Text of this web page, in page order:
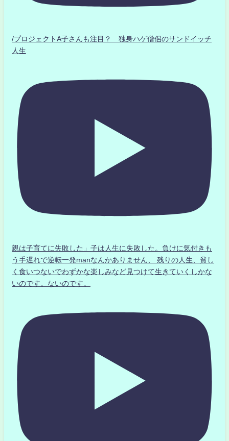
/プロジェクトA子さんも注目？ 独身ハゲ僧侶のサンドイッチ
人生
親は子育てに失敗した」子は人生に失敗した。負けに気付きも
う手遅れで逆転一発manなんかありません、 残りの人生、貧し
く食いつないでわずかな楽しみなど見つけて生きていくしかな
いのです。ないのです。